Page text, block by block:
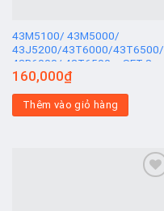
43M5100/ 43M5000/
43J5200/43T6000/43T6500/
43R6000/ 43T6500 – SET 8
THANH
160,000₫
Thêm vào giỏ hàng